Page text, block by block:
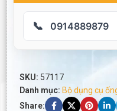
📞 0914889879
SKU: 57117
Danh mục: Bộ dụng cụ
Share: